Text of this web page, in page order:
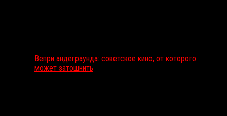
Вепри андеграунда: советское кино, от которого
может затошнить